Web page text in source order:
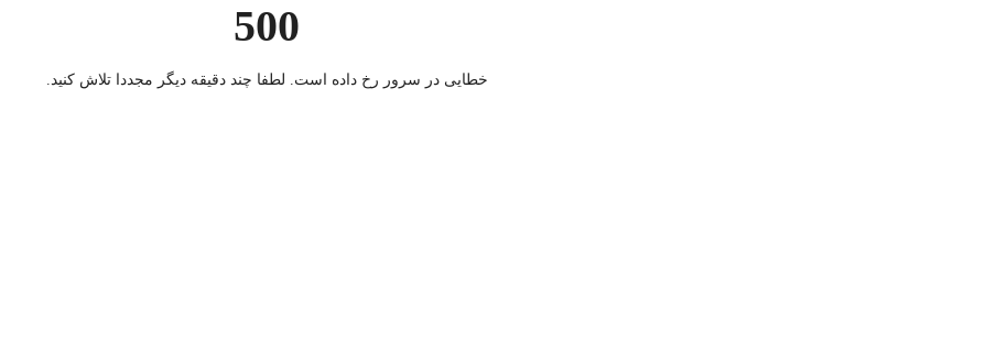
500
خطایی در سرور رخ داده است. لطفا چند دقیقه دیگر مجددا تلاش کنید.